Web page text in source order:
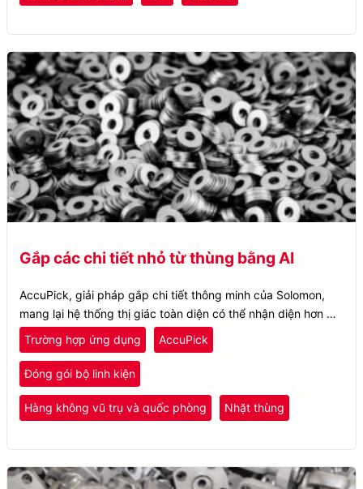
Gắp các chi tiết nhỏ từ thùng bằng AI
AccuPick, giải pháp gắp chi tiết thông minh của Solomon,
mang lại hệ thống thị giác toàn diện có thể nhận diện hơn 50
loại chi tiết trong một trạm làm việc.
Trường hợp ứng dụng AccuPick
Đóng gói bộ linh kiện
Hàng không vũ trụ và quốc phòng Nhặt thùng